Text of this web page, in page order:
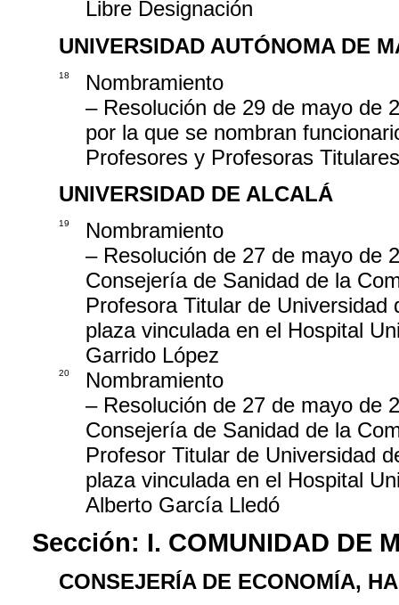
Libre Designación
UNIVERSIDAD AUTÓNOMA DE
18
Nombramiento
– Resolución de 29 de mayo de
por la que se nombran
Profesores y Profesoras
UNIVERSIDAD DE ALCALÁ
19
Nombramiento
– Resolución de 27 de mayo de
Consejería de Sanidad de la
Profesora Titular de Universidad
plaza vinculada en el Hospital
Garrido López
20
Nombramiento
– Resolución de 27 de mayo de
Consejería de Sanidad de la
Profesor Titular de Universidad
plaza vinculada en el Hospital
Alberto García Lledó
Sección: I. COMUNIDAD DE
CONSEJERÍA DE ECONOMÍA,